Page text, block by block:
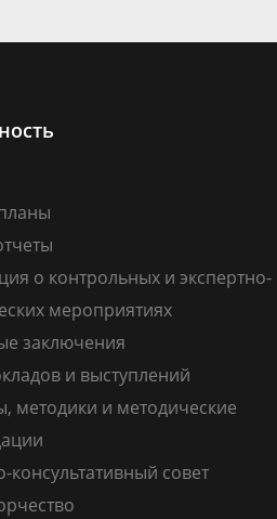
о контрольных и экспертно-
мероприятиях
заключения
и выступлений
методики и методические
консультативный совет